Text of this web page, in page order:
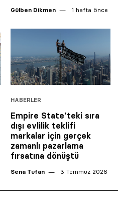
Gülben Dikmen 1 hafta önce
HABERLER
Empire State’teki sıra
dışı evlilik teklifi
markalar için gerçek
zamanlı pazarlama
fırsatına dönüştü
Sena Tufan 3 Temmuz 2026